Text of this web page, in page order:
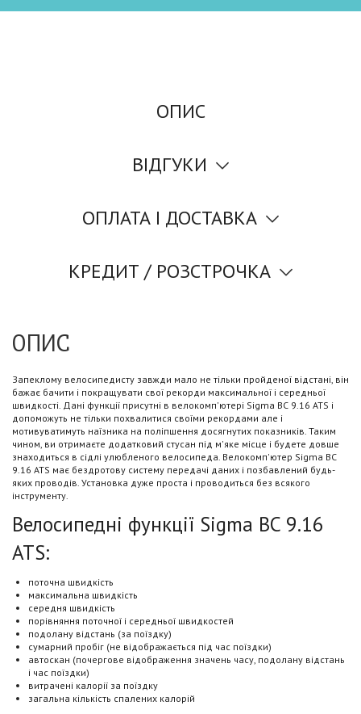
ОПИС
ВІДГУКИ
ОПЛАТА І ДОСТАВКА
КРЕДИТ / РОЗСТРОЧКА
ОПИС
Запеклому велосипедисту завжди мало не тільки пройденої відстані, він
бажає бачити і покращувати свої рекорди максимальної і середньої
швидкості. Дані функції присутні в велокомп'ютері Sigma BC 9.16 ATS і
допоможуть не тільки похвалитися своїми рекордами але і
мотивуватимуть наїзника на поліпшення досягнутих показників. Таким
чином, ви отримаєте додатковий стусан під м'яке місце і будете довше
знаходиться в сідлі улюбленого велосипеда. Велокомп'ютер Sigma BC
9.16 ATS має бездротову систему передачі даних і позбавлений будь-
яких проводів. Установка дуже проста і проводиться без всякого
інструменту.
Велосипедні функції Sigma BC 9.16
ATS:
поточна швидкість
максимальна швидкість
середня швидкість
порівняння поточної і середньої швидкостей
подолану відстань (за поїздку)
сумарний пробіг (не відображається під час поїздки)
автоскан (почергове відображення значень часу, подолану відстань
і час поїздки)
витрачені калорії за поїздку
загальна кількість спалених калорій